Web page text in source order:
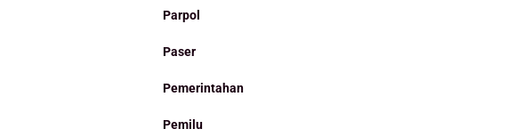
Parpol
Paser
Pemerintahan
Pemilu